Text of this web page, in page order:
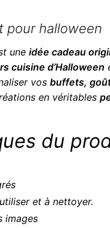
pour halloween
une idée cadeau
cuisine d’Halloween
vos buffets,
en véritables
du
et à nettoyer.
images